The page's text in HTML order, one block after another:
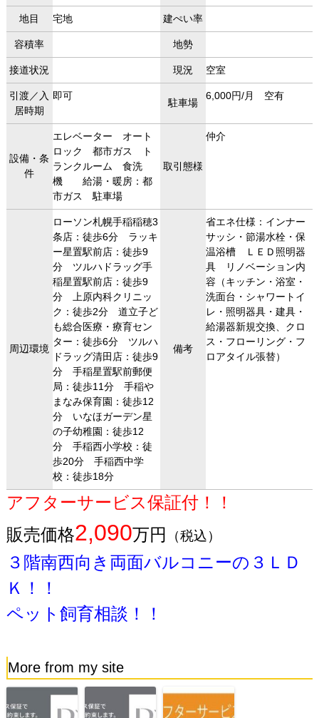
地目 宅地 建ぺい率
容積率 地勢
接道状況 現況 空室
引渡／入
居時期
即可
駐車場
6,000円/月 空有
設備・条
件
エレベーター オート
ロック 都市ガス ト
ランクルーム 食洗
機 給湯・暖房：都
市ガス 駐車場
取引態様
仲介
周辺環境
ローソン札幌手稲稲穂3
条店：徒歩6分 ラッキ
ー星置駅前店：徒歩9
分 ツルハドラッグ手
稲星置駅前店：徒歩9
分 上原内科クリニッ
ク：徒歩2分 道立子ど
も総合医療・療育セン
ター：徒歩6分 ツルハ
ドラッグ清田店：徒歩9
分 手稲星置駅前郵便
局：徒歩11分 手稲や
まなみ保育園：徒歩12
分 いなほガーデン星
の子幼稚園：徒歩12
分 手稲西小学校：徒
歩20分 手稲西中学
校：徒歩18分
備考
省エネ仕様：インナー
サッシ・節湯水栓・保
温浴槽 ＬＥＤ照明器
具 リノベーション内
容（キッチン・浴室・
洗面台・シャワートイ
レ・照明器具・建具・
給湯器新規交換、クロ
ス・フローリング・フ
ロアタイル張替）
アフターサービス保証付！！
販売価格2,090万円 （税込）
３階南西向き両面バルコニーの３ＬＤ
Ｋ！！
ペット飼育相談！！
More from my site